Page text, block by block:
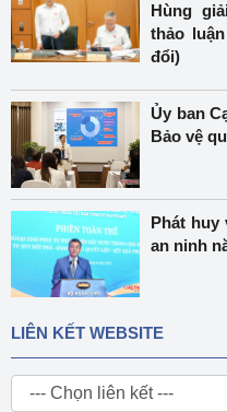
Hùng
thảo
đổi)
Ủy ban
Bảo vệ
Phát huy
an ninh
LIÊN KẾT WEBSITE